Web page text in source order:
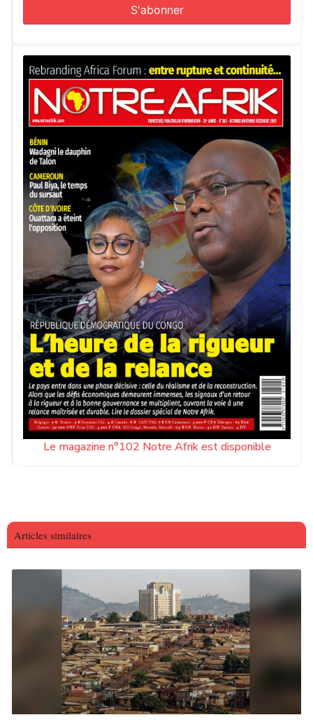
Le magazine n°102 Notre Afrik est disponible
Articles similaires